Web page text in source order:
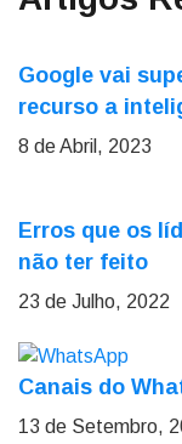
Google vai
recurso a
8 de Abril, 2023
Erros que os
não ter feito
23 de Julho, 2022
Canais do
13 de Setembro,